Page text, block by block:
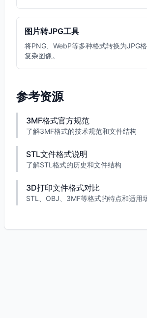
图片转JPG工具
将PNG、WebP等多种格式转换为JPG
复杂图像。
参考资源
3MF格式官方规范
了解3MF格式的技术规范和文件结构
STL文件格式说明
了解STL格式的历史和文件结构
3D打印文件格式对比
STL、OBJ、3MF等格式的特点和适用